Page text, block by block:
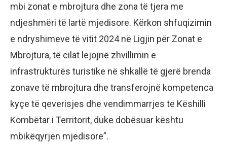
mbi zonat e mbrojtura dhe zona të tjera me
ndjeshmëri të lartë mjedisore. Kërkon shfuqizimin
e ndryshimeve të vitit 2024 në Ligjin për Zonat e
Mbrojtura, të cilat lejojnë zhvillimin e
infrastrukturës turistike në shkallë të gjerë brenda
zonave të mbrojtura dhe transferojnë kompetenca
kyçe të qeverisjes dhe vendimmarrjes te Këshilli
Kombëtar i Territorit, duke dobësuar kështu
mbikëqyrjen mjedisore”.